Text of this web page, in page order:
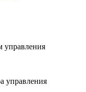
управления
управления